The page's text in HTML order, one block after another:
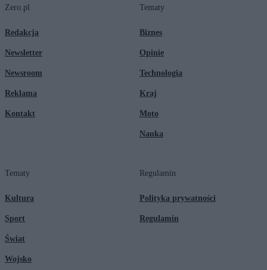
Zero.pl
Redakcja
Newsletter
Newsroom
Reklama
Kontakt
Tematy
Biznes
Opinie
Technologia
Kraj
Moto
Nauka
Tematy
Kultura
Sport
Świat
Wojsko
Regulamin
Polityka prywatności
Regulamin